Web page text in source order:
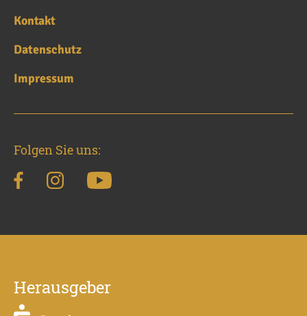
Kontakt
Datenschutz
Impressum
Folgen Sie uns:
Herausgeber